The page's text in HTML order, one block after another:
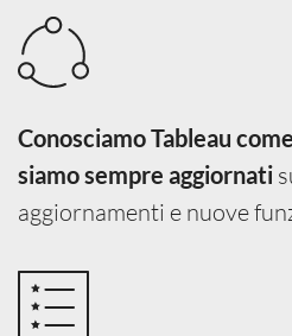
Conosciamo Tableau
siamo sempre aggiornati
aggiornamenti e nuove